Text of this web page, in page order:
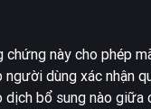
này cho phép
dùng xác nhận
bổ sung nào giữa